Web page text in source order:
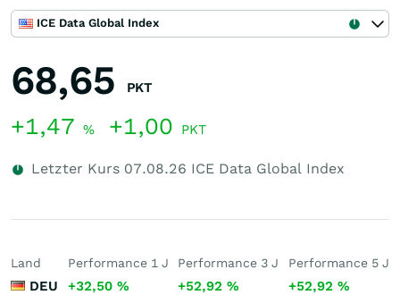
ICE Data Global Index
68,65 PKT
+1,47 % +1,00 PKT
Letzter Kurs 07.08.26 ICE Data Global Index
Land
DEU
Performance 1 J
+32,50 %
Performance 3 J
+52,92%
Performance 5 J
+52,92 %